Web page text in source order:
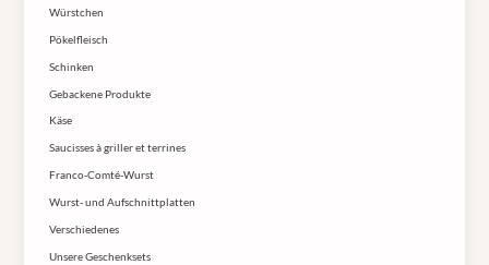
Würstchen
Pökelfleisch
Schinken
Gebackene Produkte
Käse
Saucisses à griller et terrines
Franco-Comté-Wurst
Wurst- und Aufschnittplatten
Verschiedenes
Unsere Geschenksets